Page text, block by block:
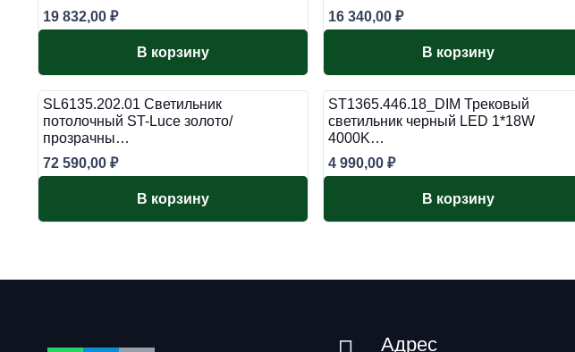
19 832,00 ₽
В корзину
16 340,00 ₽
В корзину
SL6135.202.01 Светильник
потолочный ST-Luce золото/
прозрачны…
72 590,00 ₽
В корзину
ST1365.446.18_DIM Трековый
светильник черный LED 1*18W
4000K…
4 990,00 ₽
В корзину
Адрес